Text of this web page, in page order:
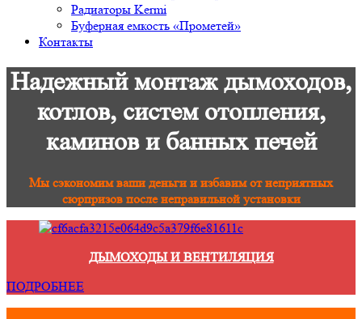
Радиаторы Kermi
Буферная емкость «Прометей»
Контакты
Надежный монтаж дымоходов,
котлов, систем отопления,
каминов и банных печей
Мы сэкономим ваши деньги и избавим от неприятных
сюрпризов после неправильной установки
ДЫМОХОДЫ И ВЕНТИЛЯЦИЯ
ПОДРОБНЕЕ